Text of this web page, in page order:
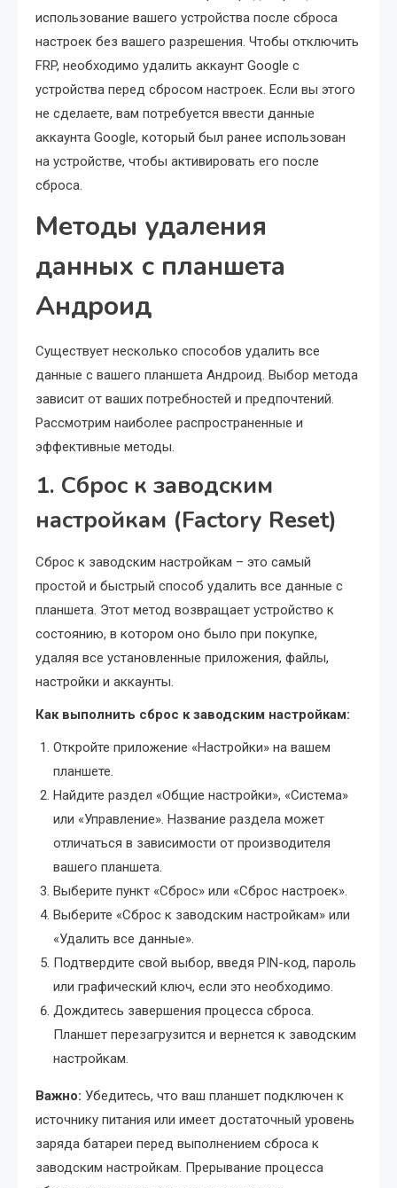
использование вашего устройства после сброса
настроек без вашего разрешения. Чтобы отключить
FRP, необходимо удалить аккаунт Google с
устройства перед сбросом настроек. Если вы этого
не сделаете, вам потребуется ввести данные
аккаунта Google, который был ранее использован
на устройстве, чтобы активировать его после
сброса.
Методы удаления
данных с планшета
Андроид
Существует несколько способов удалить все
данные с вашего планшета Андроид. Выбор метода
зависит от ваших потребностей и предпочтений.
Рассмотрим наиболее распространенные и
эффективные методы.
1. Сброс к заводским
настройкам (Factory Reset)
Сброс к заводским настройкам – это самый
простой и быстрый способ удалить все данные с
планшета. Этот метод возвращает устройство к
состоянию, в котором оно было при покупке,
удаляя все установленные приложения, файлы,
настройки и аккаунты.
Как выполнить сброс к заводским настройкам:
Откройте приложение «Настройки» на вашем
планшете.
Найдите раздел «Общие настройки», «Система»
или «Управление». Название раздела может
отличаться в зависимости от производителя
вашего планшета.
Выберите пункт «Сброс» или «Сброс настроек».
Выберите «Сброс к заводским настройкам» или
«Удалить все данные».
Подтвердите свой выбор, введя PIN-код, пароль
или графический ключ, если это необходимо.
Дождитесь завершения процесса сброса.
Планшет перезагрузится и вернется к заводским
настройкам.
Важно: Убедитесь, что ваш планшет подключен к
источнику питания или имеет достаточный уровень
заряда батареи перед выполнением сброса к
заводским настройкам. Прерывание процесса